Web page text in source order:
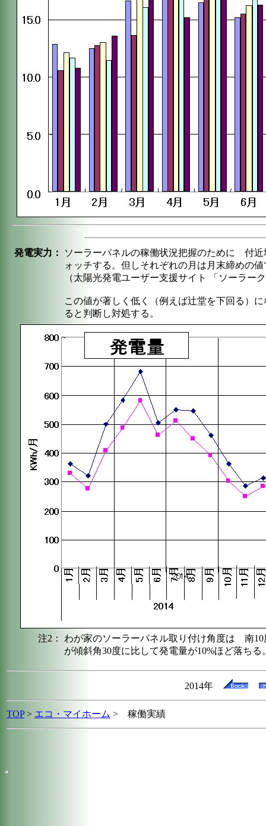
発電実力：
ソーラーパネルの稼働状況把握のために 付
ォッチする。但しそれぞれの月は月末締めの
（太陽光発電ユーザー支援サイト 「ソーラー
この値が著しく低く（例えば辻堂を下回る）
ると判断し対処する。
注2：
わが家のソーラーパネル取り付け角度は 南
が傾斜角30度に比して発電量が10%ほど落ちる
2014年
TOP> エコ・マイホーム > 稼働実績